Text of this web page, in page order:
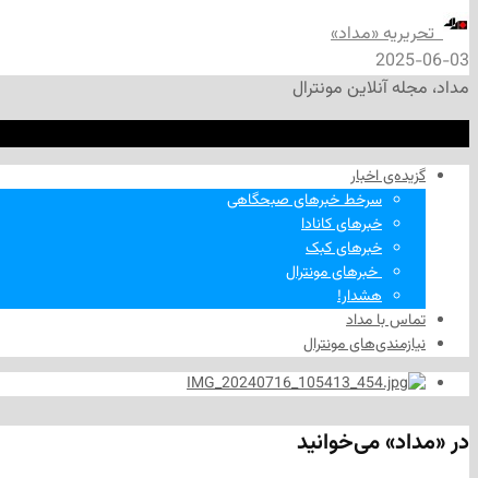
‌ تحریریه «مداد»
2025-06-03
مداد، مجله آنلاین مونترال
گزیده‌ی‌ اخبار
سرخط خبرهای صبحگاهی
خبرهای کانادا
خبرهای کبک
‌ خبرهای مونترال
هشدار!
تماس با مداد
نیازمندی‌های مونترال
در «مداد» می‌خوانید